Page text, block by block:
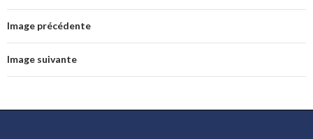
Image précédente
Image suivante